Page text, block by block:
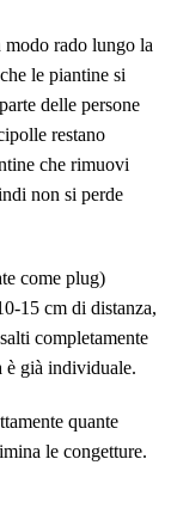
rado lungo la
le piantine si
delle persone
restano
che rimuovi
non si perde
come plug)
15 cm di distanza,
completamente
è già individuale.
quante
le congetture.